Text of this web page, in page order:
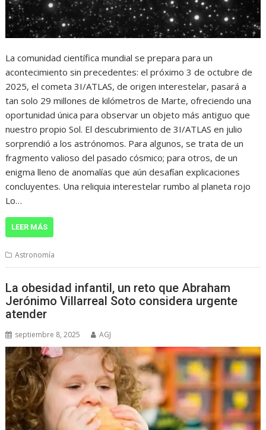
La comunidad científica mundial se prepara para un
acontecimiento sin precedentes: el próximo 3 de octubre de
2025, el cometa 3I/ATLAS, de origen interestelar, pasará a
tan solo 29 millones de kilómetros de Marte, ofreciendo una
oportunidad única para observar un objeto más antiguo que
nuestro propio Sol. El descubrimiento de 3I/ATLAS en julio
sorprendió a los astrónomos. Para algunos, se trata de un
fragmento valioso del pasado cósmico; para otros, de un
enigma lleno de anomalías que aún desafían explicaciones
concluyentes. Una reliquia interestelar rumbo al planeta rojo
Lo…
LEER MÁS
Astronomía
La obesidad infantil, un reto que Abraham
Jerónimo Villarreal Soto considera urgente
atender
septiembre 8, 2025 AGJ